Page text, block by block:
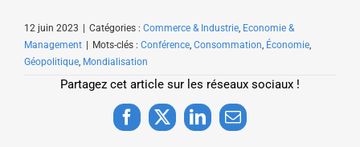
12 juin 2023 Catégories : Commerce & Industrie, Economie &
Management
Mots-clés : Conférence, Consommation, Économie,
Géopolitique, Mondialisation
Partagez cet article sur les réseaux sociaux !
Facebook
X LinkedInEmail